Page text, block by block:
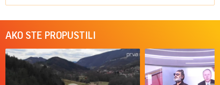
AKO STE PROPUSTILI